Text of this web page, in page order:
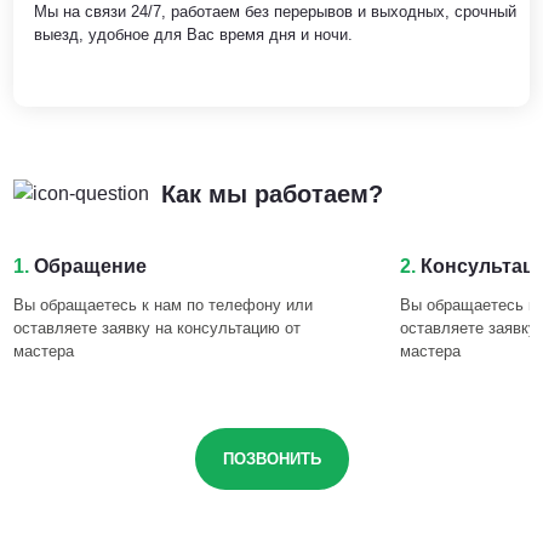
Мы на связи 24/7, работаем без перерывов и выходных, срочный
выезд, удобное для Вас время дня и ночи.
Как мы работаем?
1. Обращение
Вы обращаетесь к нам по телефону или
оставляете заявку на консультацию от
мастера
2.
Вы обращаетесь
оставляете
мастера
ПОЗВОНИТЬ